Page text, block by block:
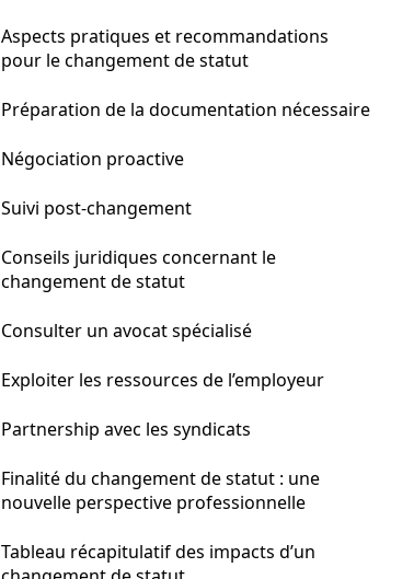
Aspects pratiques et recommandations
pour le changement de statut
Préparation de la documentation nécessaire
Négociation proactive
Suivi post-changement
Conseils juridiques concernant le
changement de statut
Consulter un avocat spécialisé
Exploiter les ressources de l’employeur
Partnership avec les syndicats
Finalité du changement de statut : une
nouvelle perspective professionnelle
Tableau récapitulatif des impacts d’un